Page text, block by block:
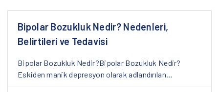
Bipolar Bozukluk Nedir? Nedenleri,
Belirtileri ve Tedavisi
Bipolar Bozukluk Nedir?Bipolar Bozukluk Nedir?
Eskiden manik depresyon olarak adlandırılan…